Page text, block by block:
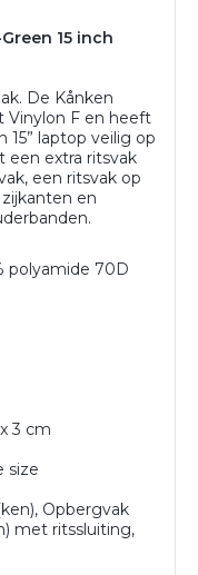
15 inch
De Kånken
Vinylon F en heeft
laptop veilig op
een extra ritsvak
een ritsvak op
en
polyamide 70D
3 cm
size
Opbergvak
met ritssluiting,